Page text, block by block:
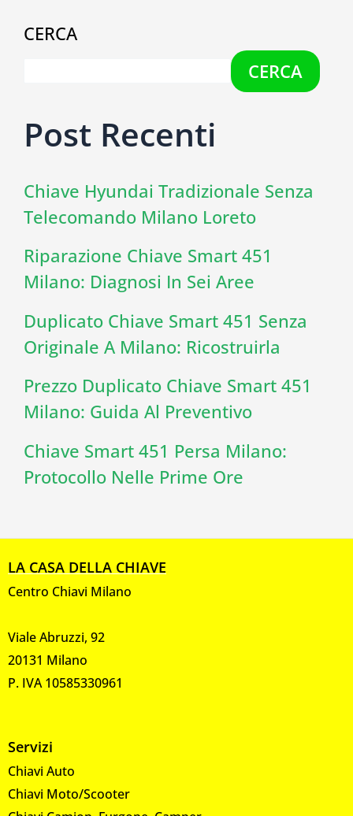
CERCA
CERCA
Post Recenti
Chiave Hyundai Tradizionale Senza
Telecomando Milano Loreto
Riparazione Chiave Smart 451
Milano: Diagnosi In Sei Aree
Duplicato Chiave Smart 451 Senza
Originale A Milano: Ricostruirla
Prezzo Duplicato Chiave Smart 451
Milano: Guida Al Preventivo
Chiave Smart 451 Persa Milano:
Protocollo Nelle Prime Ore
LA CASA DELLA CHIAVE
Centro Chiavi Milano
Viale Abruzzi, 92
20131 Milano
P. IVA 10585330961
Servizi
Chiavi Auto
Chiavi Moto/Scooter